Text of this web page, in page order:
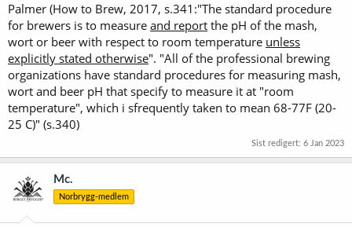
Palmer (How to Brew, 2017, s.341:"The standard procedure
for brewers is to measure and report the pH of the mash,
wort or beer with respect to room temperature unless
explicitly stated otherwise". "All of the professional brewing
organizations have standard procedures for measuring mash,
wort and beer pH that specify to measure it at "room
temperature", which i sfrequently taken to mean 68-77F (20-
25 C)" (s.340)
Sist redigert: 6 Jan 2023
Mc.
Norbrygg-medlem